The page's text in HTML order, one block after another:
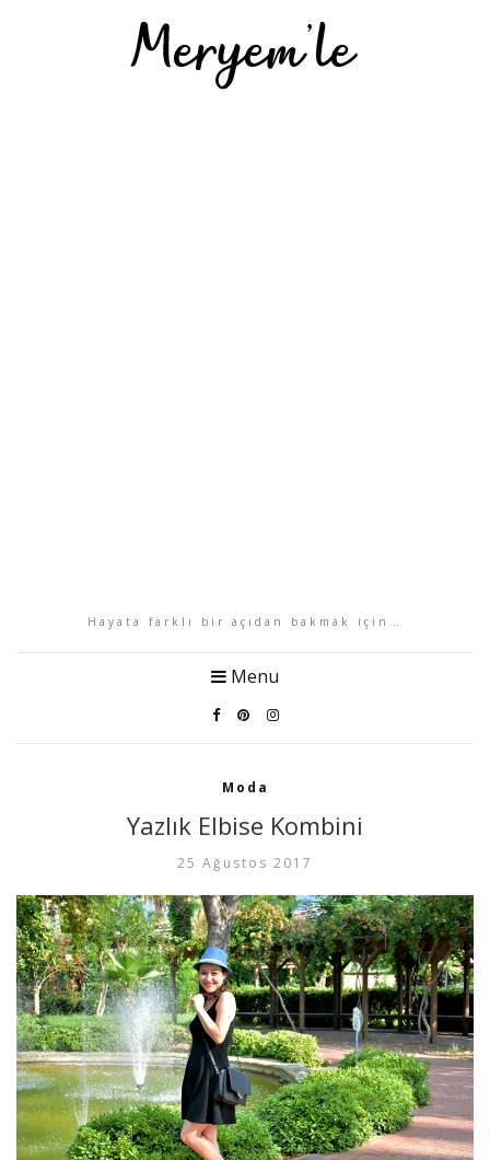
Hayata farklı bir açıdan bakmak için…
Menu
Moda
Yazlık Elbise Kombini
25 Ağustos 2017